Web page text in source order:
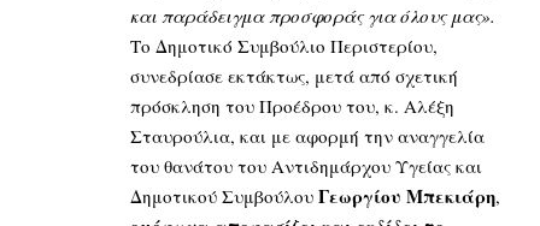
και παράδειγμα προσφοράς για όλους μας».
Το Δημοτικό Συμβούλιο Περιστερίου,
συνεδρίασε εκτάκτως, μετά από σχετική
πρόσκληση του Προέδρου του, κ. Αλέξη
Σταυρούλια, και με αφορμή την αναγγελία
του θανάτου του Αντιδημάρχου Υγείας και
Δημοτικού Συμβούλου Γεωργίου Μπεκιάρη,